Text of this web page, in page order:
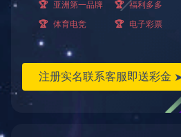
销售网络
服务承诺
服务专线随时解答技术咨询根据用户